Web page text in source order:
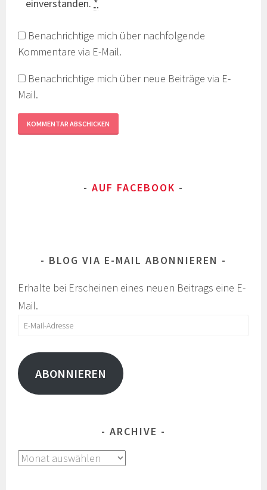
einverstanden. *
Benachrichtige mich über nachfolgende
Kommentare via E-Mail.
Benachrichtige mich über neue Beiträge via E-
Mail.
AUF FACEBOOK
BLOG VIA E-MAIL ABONNIEREN
Erhalte bei Erscheinen eines neuen Beitrags eine E-
Mail.
E-
Adresse
ABONNIEREN
ARCHIVE
Archive